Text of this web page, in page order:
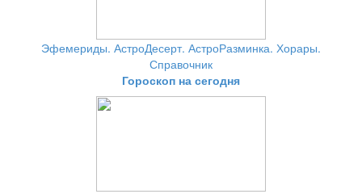
Эфемериды. АстроДесерт. АстроРазминка. Хорары.
Справочник
Гороскоп на сегодня